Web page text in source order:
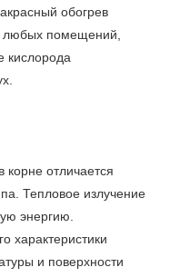
обогрев
любых помещений,
кислорода
отличается
Тепловое излучение
энергию.
характеристики
и поверхности